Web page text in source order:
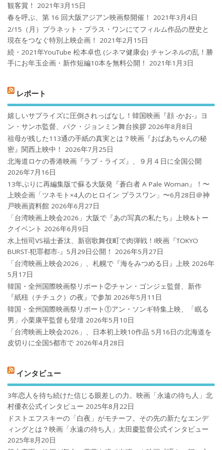
観客賞！
2021年3月15日
春を呼ぶ、第 16 回大阪アジアン映画祭開催！
2021年3月4日
2/15（月）プラネット・プラス・ワンにてフィルム作品の歴史と
現在をつなぐ特別上映企画！
2021年2月15日
続・2021年YouTube 松本卓也 (シネマ健康会) チャンネルの乱！勝
手にお年玉企画・新作短編10本を無料公開！
2021年1月3日
レポート
嬉しいサプライズに圧倒されっぱなし！韓国映画『顔 -かお-』ヨ
ン・サンホ監督、パク・ジョンミン舞台挨拶 2026年8月8日
祖母が残した113通の手紙の真実とは？映画『おばあちゃんの秘
密』関西上映中！
2026年7月25日
北海道ロケの香港映画『ラブ・ライズ』、９月４日に全国公開
2026年7月16日
13年ぶりに再編集版で蘇る大阪発『蒼白者 A Pale Woman』！〜
上映企画「ツネモト×4人のヒロイン プラスワン」〜6月28日＠神
戸映画資料館 2026年6月27日
「台湾映画上映会2026」大阪で『あの写真の私たち』上映&トー
クイベント 2026年6月9日
水上恒司VS福士蒼汰、新宿歌舞伎町で肉弾戦！!映画『TOKYO
BURST-犯罪都市-』5月29日公開！
2026年5月27日
「台湾映画上映会2026」、札幌で『海をみつめる日』上映 2026年
5月17日
韓国・全州国際映画祭リポート②チャン・ゴンジェ監督、新作
『紙杻（チチュク）の夜』で参加 2026年5月11日
韓国・全州国際映画祭リポート①アン・ソンギ特集上映、「眠る
男」小栗康平監督も登壇 2026年5月10日
「台湾映画上映会2026」、日本初上映10作品 5月16日の北海道を
皮切りに全国5都市で 2026年4月28日
インタビュー
3年恋人を待ち続けた信じる眼差しの力。映画「永遠の待ち人」北
村優衣公式インタビュー 2025年8月22日
ドストエフスキーの「白夜」がモチーフ。その先の新たなエンデ
ィングとは？映画「永遠の待ち人」太田慶監督公式インタビュー
2025年8月20日